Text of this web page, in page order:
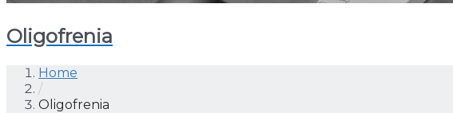
Oligofrenia
Home
/
Oligofrenia